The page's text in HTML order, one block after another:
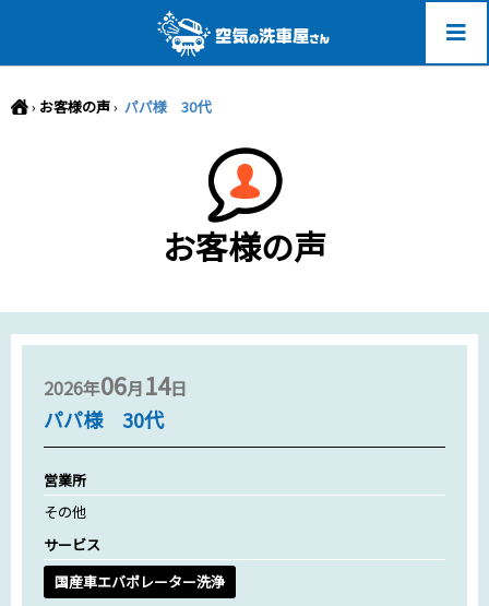
› お客様の声› パパ様 30代
お客様の声
2026年06月14日
パパ様 30代
営業所
その他
サービス
国産車エバポレーター洗浄